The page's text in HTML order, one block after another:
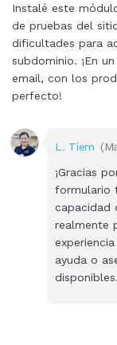
Instalé este
de pruebas del
dificultades para
subdominio. ¡En
email, con los
perfecto!
L. Tiem
¡Gracias
formulario
capacidad
realmente
ayuda o